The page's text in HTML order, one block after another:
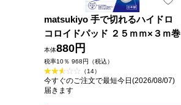
matsukiyo 手で切れるハイドロ
コロイドパッド ２５ｍｍ×３ｍ巻
本体880円
税率10％ 968円（税込）
（14）
今すぐのご注文で最短今日(2026/08/07)
届きます